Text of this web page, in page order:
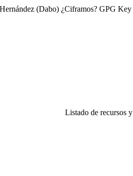
(Dabo) ¿Ciframos? GPG
Listado de recursos